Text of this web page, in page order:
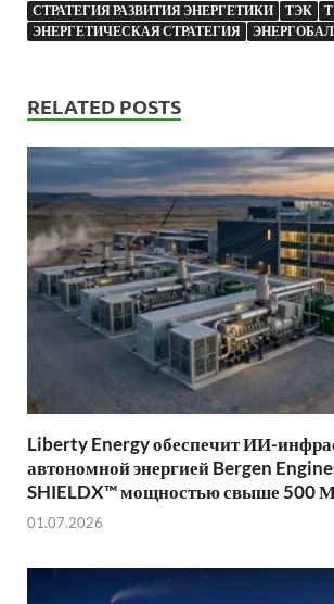
СТРАТЕГИЯ РАЗВИТИЯ ЭНЕРГЕТИКИ
ТЭК
ЭНЕРГЕТИЧЕСКАЯ СТРАТЕГИЯ
RELATED POSTS
Liberty Energy обеспечит ИИ-
автономной энергией Bergen
SHIELDX™ мощностью свыше 500
01.07.2026